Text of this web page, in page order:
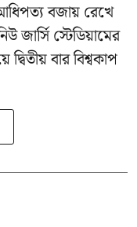
বজায় রেখে
জার্সি স্টেডিয়ামের
বার বিশ্বকাপ